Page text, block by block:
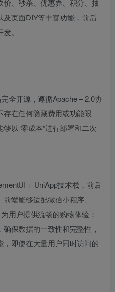
、秒杀、优惠券、积分、抽
及页面DIY等丰富功能，前后
。
全开源，遵循Apache – 2.0协
在任何隐藏费用或功能限
以“零成本”进行部署和二次
+ UniApp技术栈，前后
端能够适配微信小程序、
用户提供流畅的购物体验；
保数据的一致性和完整性，
即使在大量用户同时访问的